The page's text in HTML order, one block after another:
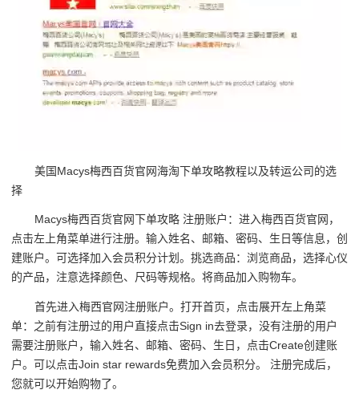
美国Macys梅西百货官网海淘下单攻略教程以及转运公司的选
择
Macys梅西百货官网下单攻略 注册账户：进入梅西百货官网，
点击左上角菜单进行注册。输入姓名、邮箱、密码、生日等信息，创
建账户。可选择加入会员积分计划。挑选商品：浏览商品，选择心仪
的产品，注意选择颜色、尺码等规格。将商品加入购物车。
首先进入梅西官网注册账户。打开首页，点击展开左上角菜
单：之前有注册过的用户直接点击Sign in去登录，没有注册的用户
需要注册账户，输入姓名、邮箱、密码、生日，点击Create创建账
户。可以点击Join star rewards免费加入会员积分。 注册完成后，
您就可以开始购物了。